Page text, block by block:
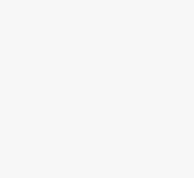
пламени горелки
стали обеспечит
на весь срок службы.
управления с LCD
и контроль работы
размерам котлы можно
небольших котельных.